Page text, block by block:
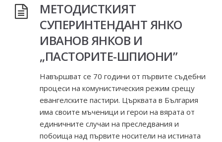
МЕТОДИСТКИЯТ
СУПЕРИНТЕНДАНТ ЯНКО
ИВАНОВ ЯНКОВ И
„ПАСТОРИТЕ-ШПИОНИ”
Навършват се 70 години от първите съдебни
процеси на комунистическия режим срещу
евангелските пастири. Църквата в България
има своите мъченици и герои на вярата от
единичните случаи на преследвания и
побоища над първите носители на истината